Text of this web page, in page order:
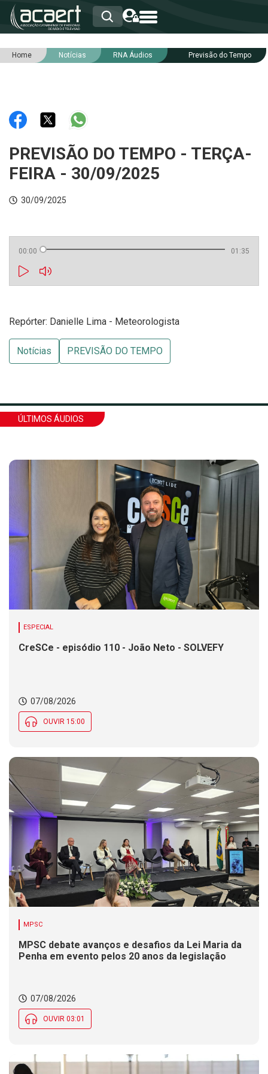
HOME
RNA
NOTÍCIAS
INTEGRIDADE
Home Notícias RNA Áudios Previsão do Tempo
PREVISÃO DO TEMPO - TERÇA-
FEIRA - 30/09/2025
30/09/2025
00:00 01:35
Repórter: Danielle Lima - Meteorologista
Notícias PREVISÃO DO TEMPO
ÚLTIMOS ÁUDIOS
ESPECIAL
CreSCe - episódio 110 - João Neto - SOLVEFY
07/08/2026
OUVIR 15:00
MPSC
MPSC debate avanços e desafios da Lei Maria da
Penha em evento pelos 20 anos da legislação
07/08/2026
OUVIR 03:01